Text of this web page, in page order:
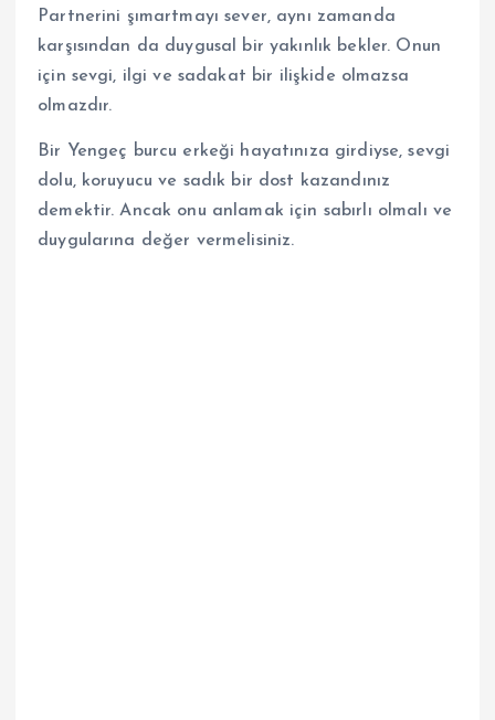
Partnerini şımartmayı sever, aynı zamanda
karşısından da duygusal bir yakınlık bekler. Onun
için sevgi, ilgi ve sadakat bir ilişkide olmazsa
olmazdır.
Bir Yengeç burcu erkeği hayatınıza girdiyse, sevgi
dolu, koruyucu ve sadık bir dost kazandınız
demektir. Ancak onu anlamak için sabırlı olmalı ve
duygularına değer vermelisiniz.